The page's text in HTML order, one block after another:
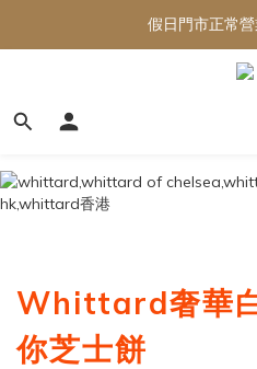
假日門市正常
Whittard奢華
你芝士餅